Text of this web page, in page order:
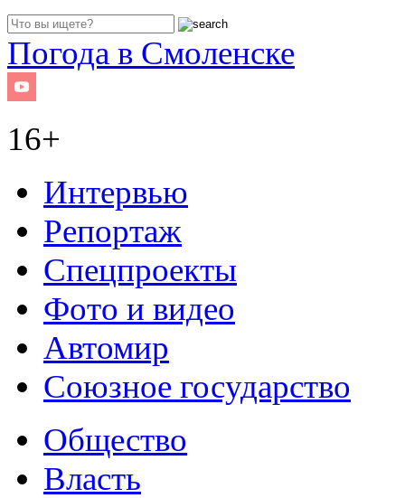
Погода в Смоленске
16+
Интервью
Репортаж
Спецпроекты
Фото и видео
Автомир
Союзное государство
Общество
Власть